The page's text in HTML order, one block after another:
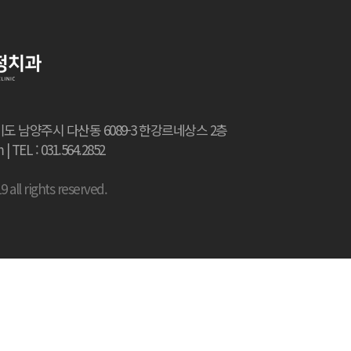
남양주시 다산동 6089-3 한강르네상스 2층
: 031.564.2852
all rights reserved.